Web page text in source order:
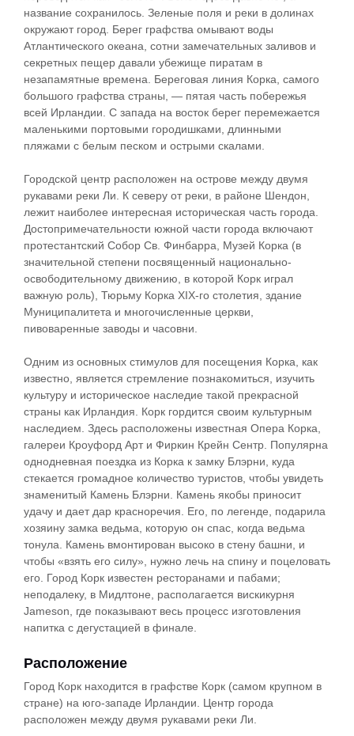
название сохранилось. Зеленые поля и реки в долинах
окружают город. Берег графства омывают воды
Атлантического океана, сотни замечательных заливов и
секретных пещер давали убежище пиратам в
незапамятные времена. Береговая линия Корка, самого
большого графства страны, — пятая часть побережья
всей Ирландии. С запада на восток берег перемежается
маленькими портовыми городишками, длинными
пляжами с белым песком и острыми скалами.
Городской центр расположен на острове между двумя
рукавами реки Ли. К северу от реки, в районе Шендон,
лежит наиболее интересная историческая часть города.
Достопримечательности южной части города включают
протестантский Собор Cв. Финбарра, Музей Корка (в
значительной степени посвященный национально-
освободительному движению, в которой Корк играл
важную роль), Тюрьму Корка XIX-го столетия, здание
Муниципалитета и многочисленные церкви,
пивоваренные заводы и часовни.
Одним из основных стимулов для посещения Корка, как
известно, является стремление познакомиться, изучить
культуру и историческое наследие такой прекрасной
страны как Ирландия. Корк гордится своим культурным
наследием. Здесь расположены известная Опера Корка,
галереи Кроуфорд Арт и Фиркин Крейн Сентр. Популярна
однодневная поездка из Корка к замку Блэрни, куда
стекается громадное количество туристов, чтобы увидеть
знаменитый Камень Блэрни. Камень якобы приносит
удачу и дает дар красноречия. Его, по легенде, подарила
хозяину замка ведьма, которую он спас, когда ведьма
тонула. Камень вмонтирован высоко в стену башни, и
чтобы «взять его силу», нужно лечь на спину и поцеловать
его. Город Корк известен ресторанами и пабами;
неподалеку, в Мидлтоне, располагается вискикурня
Jameson, где показывают весь процесс изготовления
напитка с дегустацией в финале.
Расположение
Город Корк находится в графстве Корк (самом крупном в
стране) на юго-западе Ирландии. Центр города
расположен между двумя рукавами реки Ли.